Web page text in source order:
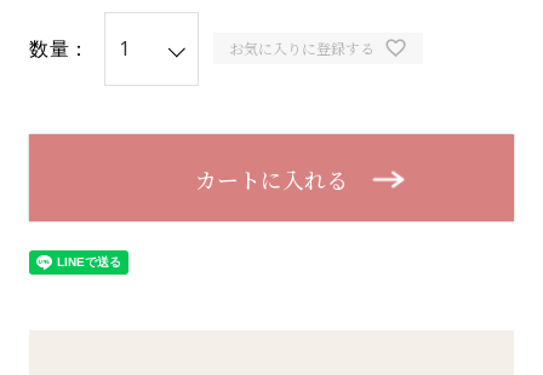
数量： お気に入りに登録する
カートに入れる